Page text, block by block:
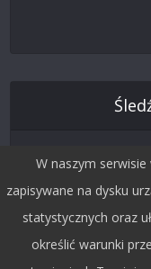
W naszym
zapisywane na dysku
statystycznych oraz
określić warunki